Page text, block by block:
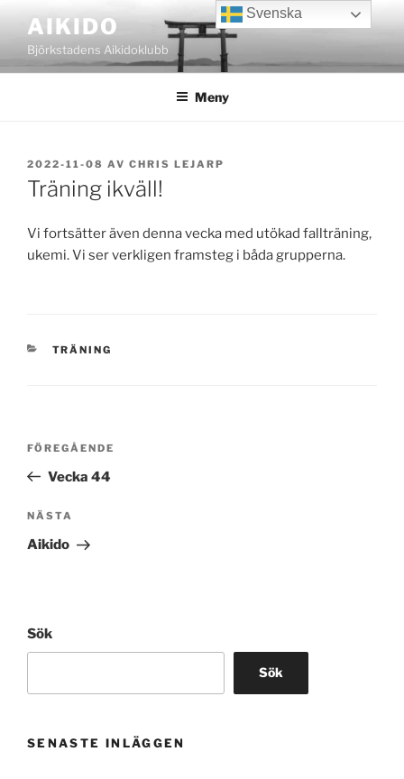
innehåll
AIKIDO
Björkstadens Aikidoklubb
Meny
PUBLICERAT
2022-11-08 AV CHRIS LEJARP
Träning ikväll!
Vi fortsätter även denna vecka med utökad fallträning,
ukemi. Vi ser verkligen framsteg i båda grupperna.
KATEGORIER
TRÄNING
Inläggsnavigering
Föregående
inlägg
FÖREGÅENDE
Vecka 44
Nästa
inlägg
NÄSTA
Aikido
Sök
Sök
SENASTE INLÄGGEN
Svenska